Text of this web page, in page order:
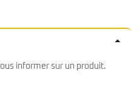
informer sur un produit.